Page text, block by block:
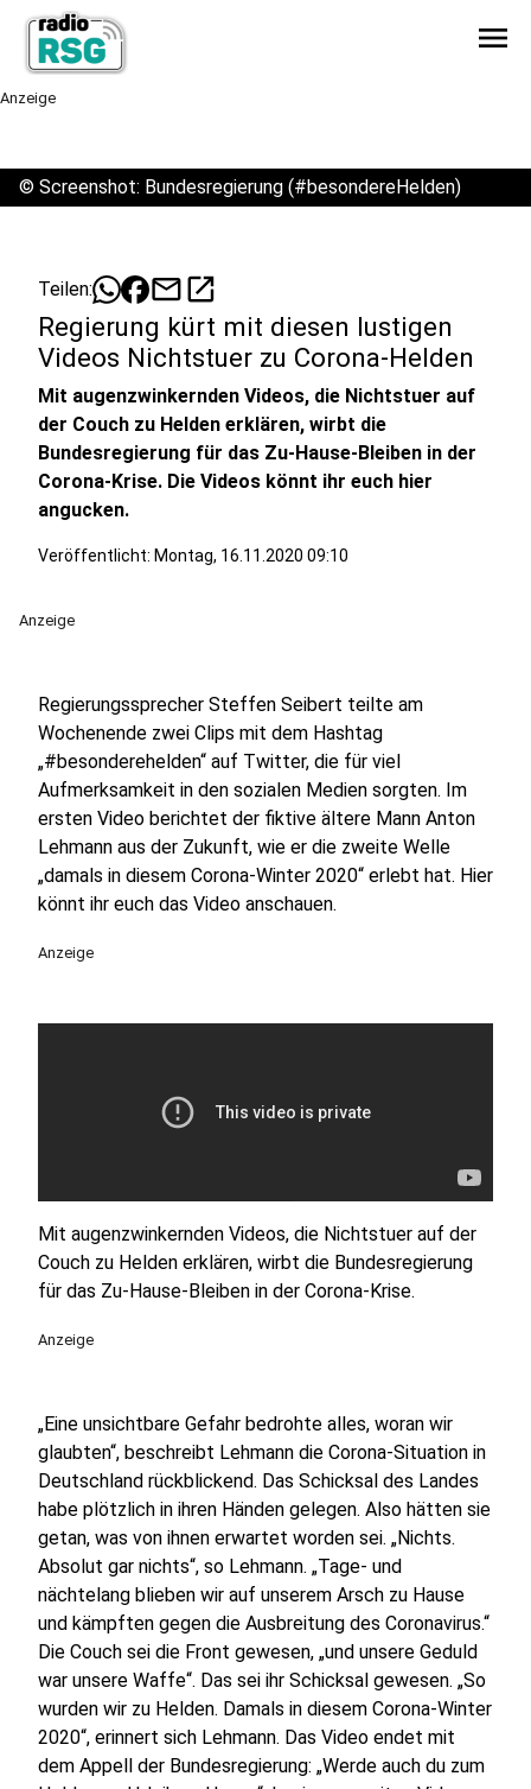
menu
Anzeige
© Screenshot: Bundesregierung (#besondereHelden)
Teilen: mailopen_in_new
Regierung kürt mit diesen lustigen
Videos Nichtstuer zu Corona-Helden
Mit augenzwinkernden Videos, die Nichtstuer auf
der Couch zu Helden erklären, wirbt die
Bundesregierung für das Zu-Hause-Bleiben in der
Corona-Krise. Die Videos könnt ihr euch hier
angucken.
Veröffentlicht: Montag, 16.11.2020 09:10
Anzeige
Regierungssprecher Steffen Seibert teilte am
Wochenende zwei Clips mit dem Hashtag
„#besonderehelden“ auf Twitter, die für viel
Aufmerksamkeit in den sozialen Medien sorgten. Im
ersten Video berichtet der fiktive ältere Mann Anton
Lehmann aus der Zukunft, wie er die zweite Welle
„damals in diesem Corona-Winter 2020“ erlebt hat. Hier
könnt ihr euch das Video anschauen.
Anzeige
Mit augenzwinkernden Videos, die Nichtstuer auf der
Couch zu Helden erklären, wirbt die Bundesregierung
für das Zu-Hause-Bleiben in der Corona-Krise.
Anzeige
„Eine unsichtbare Gefahr bedrohte alles, woran wir
glaubten“, beschreibt Lehmann die Corona-Situation in
Deutschland rückblickend. Das Schicksal des Landes
habe plötzlich in ihren Händen gelegen. Also hätten sie
getan, was von ihnen erwartet worden sei. „Nichts.
Absolut gar nichts“, so Lehmann. „Tage- und
nächtelang blieben wir auf unserem Arsch zu Hause
und kämpften gegen die Ausbreitung des Coronavirus.“
Die Couch sei die Front gewesen, „und unsere Geduld
war unsere Waffe“. Das sei ihr Schicksal gewesen. „So
wurden wir zu Helden. Damals in diesem Corona-Winter
2020“, erinnert sich Lehmann. Das Video endet mit
dem Appell der Bundesregierung: „Werde auch du zum